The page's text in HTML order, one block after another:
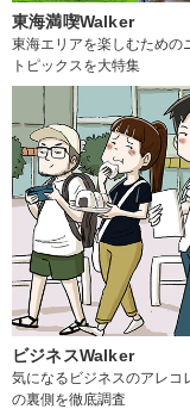
東海満喫Walker
東海エリアを楽しむための
トピックスを大特集
ビジネスWalker
気になるビジネスのアレコ
の裏側を徹底調査